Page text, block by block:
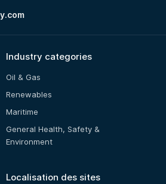
Industry categories
Oil & Gas
Renewables
Maritime
General Health, Safety &
Environment
Localisation des sites